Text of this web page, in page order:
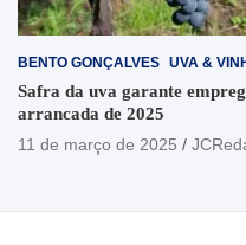
BENTO GONÇALVES UVA &
Safra da uva garante
arrancada de 2025
11 de março de 2025